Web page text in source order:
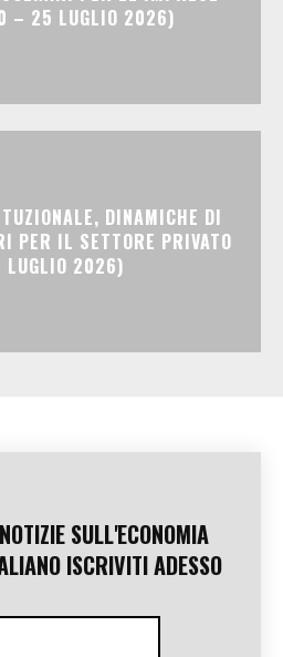
– 25 LUGLIO 2026)
DINAMICHE DI
PER IL SETTORE PRIVATO
2026)
SULL'ECONOMIA
ISCRIVITI ADESSO